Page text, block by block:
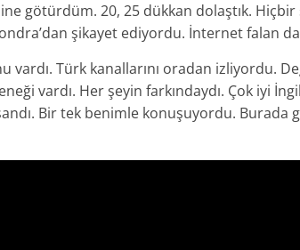
götürdüm. 20, 25 dükkan dolaştık.
şikayet ediyordu. İnternet falan
vardı. Türk kanallarını oradan izliyordu.
vardı. Her şeyin farkındaydı. Çok iyi
Bir tek benimle konuşuyordu. Burada